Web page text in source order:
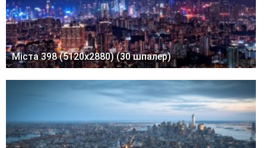
Міста 398 (5120x2880) (30 шпалер)